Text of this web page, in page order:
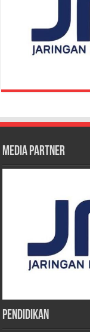
Media Partner
Pendidikan